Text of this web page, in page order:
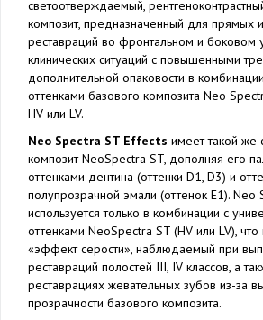
светоотверждаемый,
композит, предназначенный для прямых
реставраций во фронтальном и боковом
клинических ситуаций с повышенными
дополнительной опаковости в
оттенками базового композита Neo
HV или LV.
Neo Spectra ST Effects имеет такой же
композит NeoSpectra ST, дополняя его
оттенками дентина (оттенки D1, D3) и
полупрозрачной эмали (оттенок E1). Neo
используется только в комбинации с
оттенками NeoSpectra ST (HV или LV),
«эффект серости», наблюдаемый при
реставраций полостей III, IV классов, а
реставрациях жевательных зубов из-за
прозрачности базового композита.